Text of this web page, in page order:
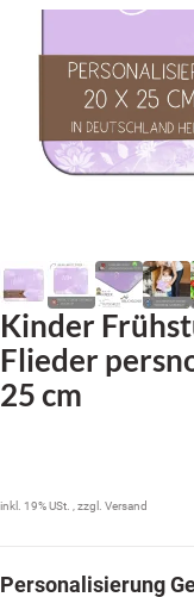
Kinder
Flieder
25 cm
inkl. 19% USt. , zzgl. Versand
Personalisierung